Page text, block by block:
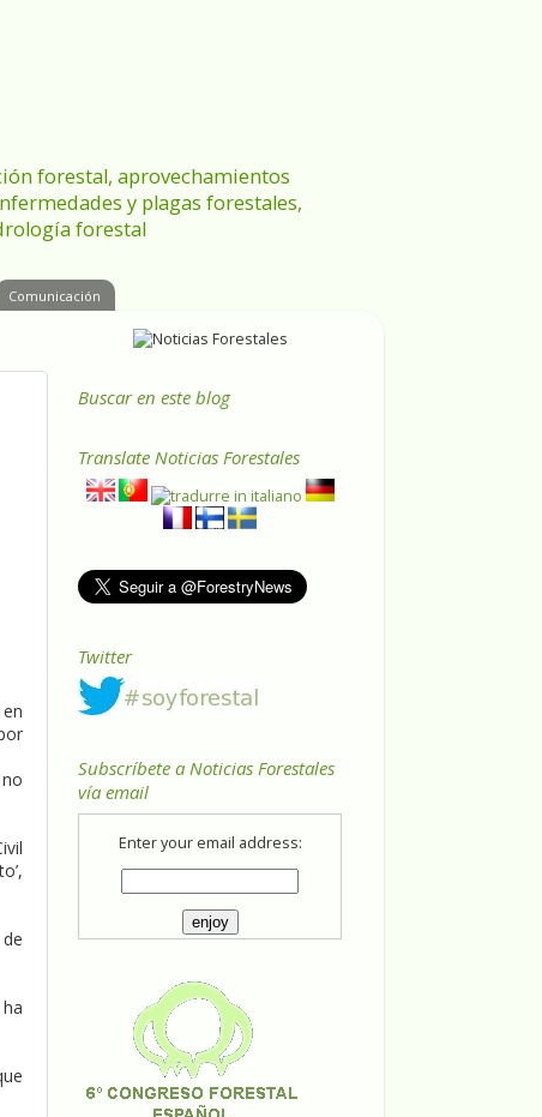
forestal, aprovechamientos
y plagas forestales,
forestal
Comunicación
Buscar en este blog
Translate Noticias Forestales
Twitter
Subscríbete a Noticias Forestales
vía email
Enter your email address: